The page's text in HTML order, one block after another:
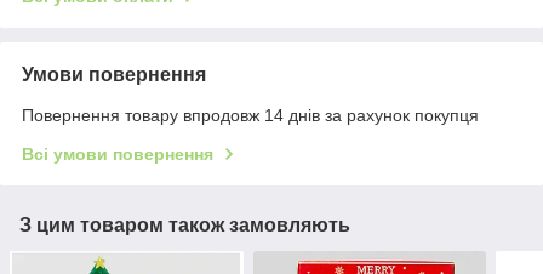
Умови повернення
Повернення товару впродовж 14 днів за рахунок покупця
Всі умови повернення
З цим товаром також замовляють